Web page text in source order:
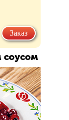
Заказ